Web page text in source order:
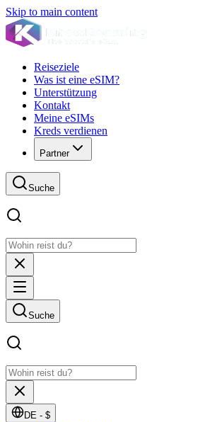
Skip to main content
Reiseziele
Was ist eine eSIM?
Unterstützung
Kontakt
Meine eSIMs
Kreds verdienen
Partner
Suche
Suche
DE - $